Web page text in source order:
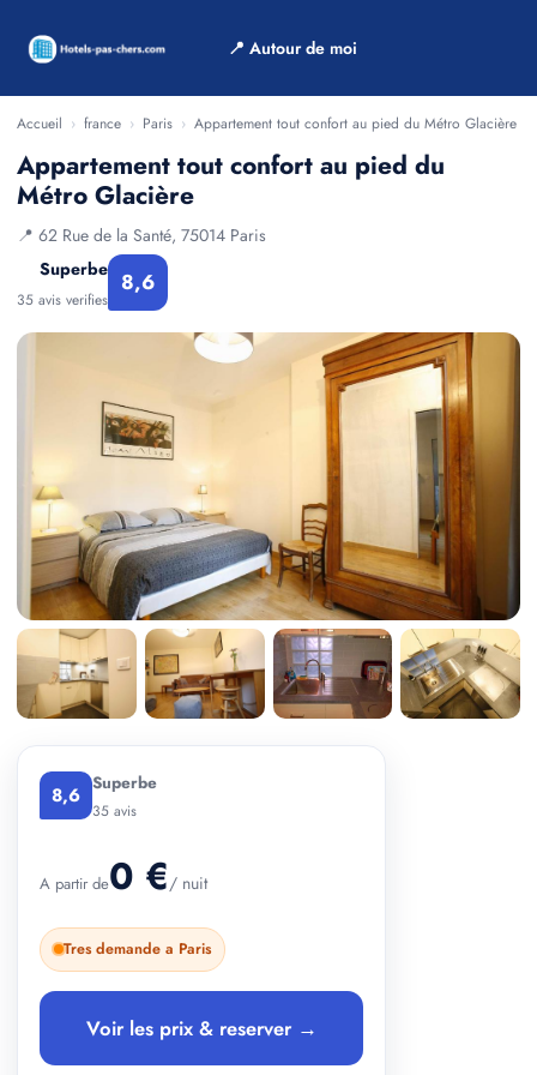
📍 Autour de moi
Accueil › france › Paris › Appartement tout confort au pied du Métro Glacière
Appartement tout confort au pied du
Métro Glacière
📍 62 Rue de la Santé, 75014 Paris
Superbe
35 avis verifies
8,6
8,6 Superbe
35 avis
A partir de0 €/ nuit
Tres demande a Paris
Voir les prix & reserver →